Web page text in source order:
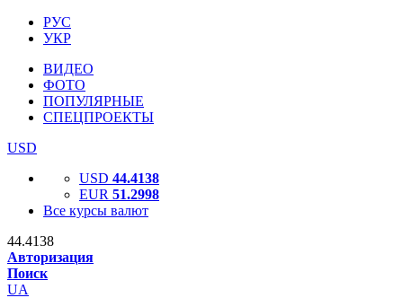
РУС
УКР
ВИДЕО
ФОТО
ПОПУЛЯРНЫЕ
СПЕЦПРОЕКТЫ
USD
USD 44.4138
EUR 51.2998
Все курсы валют
44.4138
Авторизация
Поиск
UA